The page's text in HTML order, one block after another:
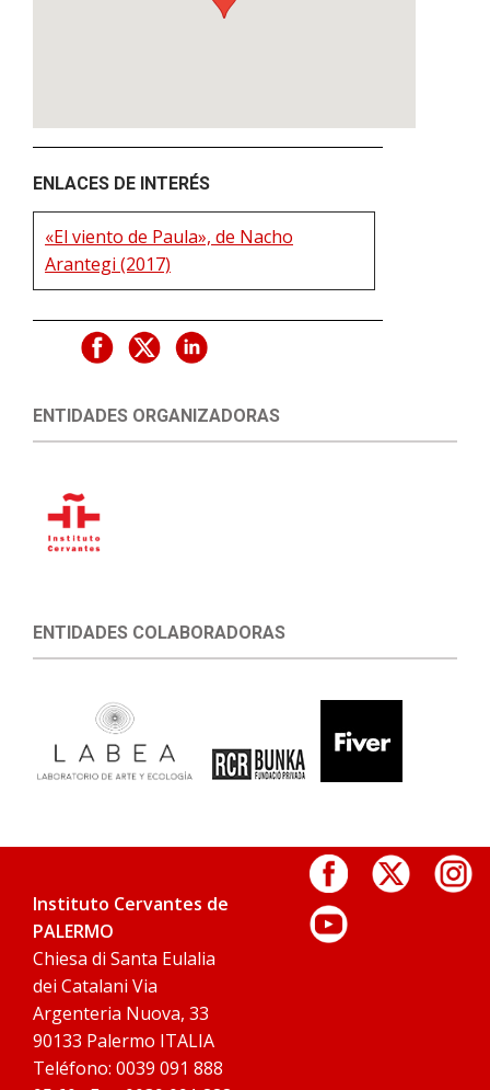
ENLACES DE INTERÉS
«El viento de Paula», de Nacho
Arantegi (2017)
ENTIDADES ORGANIZADORAS
ENTIDADES COLABORADORAS
Instituto Cervantes de
PALERMO
Chiesa di Santa Eulalia
dei Catalani Via
Argenteria Nuova, 33
90133 Palermo ITALIA
Teléfono: 0039 091 888